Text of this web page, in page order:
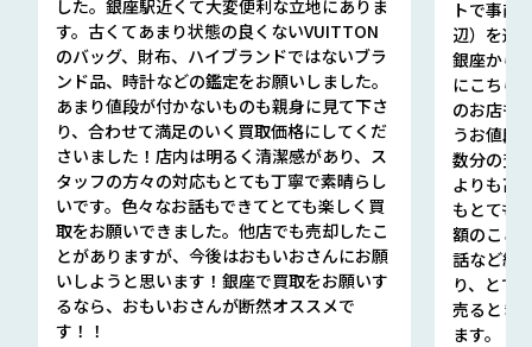
した。銀座駅近くて大変便利な立地にありま
す。古くてあまり状態の良くないVUITTON
のバッグ、財布、ハイブランドではないブラ
ンド品、時計などの鑑定をお願いしました。
あまり値段が付かないものも親身に見て下さ
り、合わせて満足のいく買取価格にしてくだ
さいました！店内は明るく清潔感があり、ス
タッフの方々の対応もとても丁寧で素晴らし
いです。色々なお話もできてとても楽しく買
取をお願いできました。他店でも売却したこ
とがありますが、今後はおもいおさんにお願
いしようと思います！銀座で買取をお願いす
るなら、おもいおさんが断然オススメで
す！！
トで事前
辺）を選
銀座から
にこちら
のお店も
うお値段
数分の査
よりも高
もとても
額のこと
話など細
り、とて
売るとき
ます。